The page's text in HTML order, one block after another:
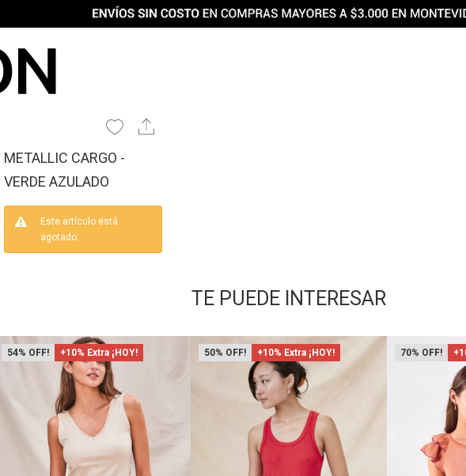
METALLIC CARGO -
VERDE AZULADO
Este artículo está
agotado.
TE PUEDE INTERESAR
54 +10% Extra ¡HOY! 50 +10% Extra ¡HOY! 70